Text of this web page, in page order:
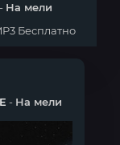
- На мели
Бесплатно
- На мели